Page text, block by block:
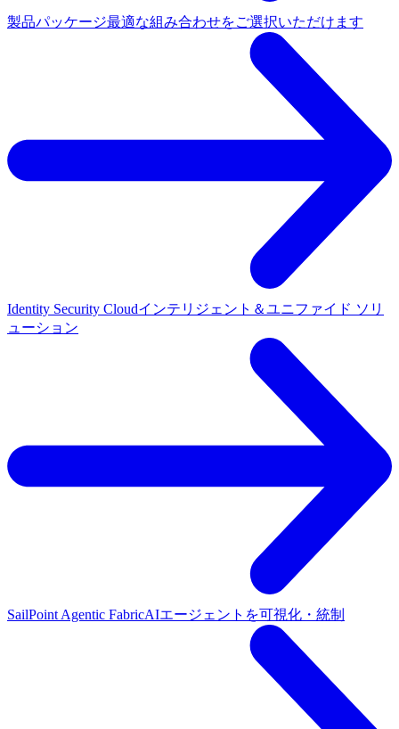
製品パッケージ最適な組み合わせをご選択いただけます
Identity Security Cloudインテリジェント＆ユニファイド ソリ
ューション
SailPoint Agentic FabricAIエージェントを可視化・統制